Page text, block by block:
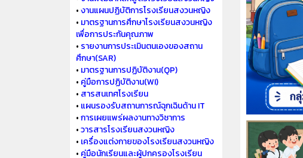
•งานพัฒนาหลักสูตรโรงเรียนสงวนหญิง
• งานแผนปฏิบัติการโรงเรียนสงวนหญิง
•มาตรฐานการศึกษาโรงเรียนสงวนหญิง
เพื่อการประกันคุณภาพ
•รายงานการประเมินตนเองของสถาน
ศึกษา(SAR)
• มาตรฐานการปฏิบัติงาน(QP)
• คู่มือการปฏิบัติงาน(WI)
• สารสนเทศโรงเรียน
•แผนรองรับสถานการณ์ฉุกเฉินด้าน IT
•การเผยแพร่ผลงานทางวิชาการ
• วารสารโรงเรียนสงวนหญิง
• เครื่องแต่งกายของโรงเรียนสงวนหญิง